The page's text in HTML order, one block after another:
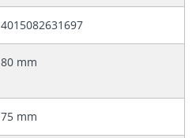
4015082631697
80 mm
75 mm